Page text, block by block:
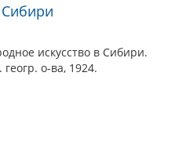
Сибири
искусство в Сибири.
о-ва, 1924.